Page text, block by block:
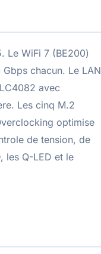
Le WiFi 7 (BE200)
chacun. Le LAN
avec
Les cinq M.2
optimise
de tension, de
les Q-LED et le